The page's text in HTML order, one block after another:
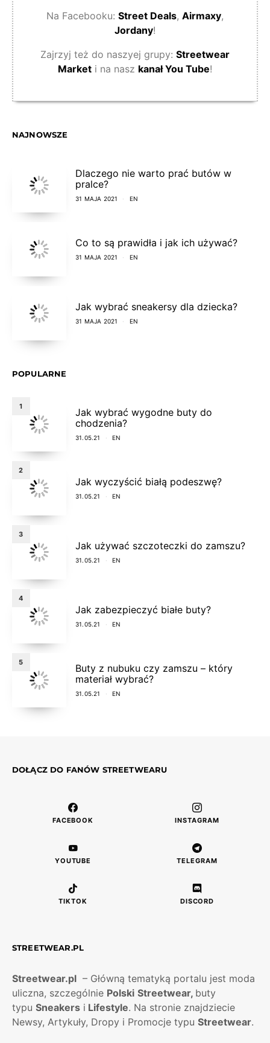
Na Facebooku: Street Deals, Airmaxy,
Jordany!
Zajrzyj też do naszyej grupy: Streetwear
Market i na nasz kanał You Tube!
NAJNOWSZE
Dlaczego nie warto prać butów w
pralce?
31 MAJA 2021 EN
Co to są prawidła i jak ich używać?
31 MAJA 2021 EN
Jak wybrać sneakersy dla dziecka?
31 MAJA 2021 EN
POPULARNE
1
Jak wybrać wygodne buty do
chodzenia?
31.05.21 EN
2
Jak wyczyścić białą podeszwę?
31.05.21 EN
3
Jak używać szczoteczki do zamszu?
31.05.21 EN
4
Jak zabezpieczyć białe buty?
31.05.21 EN
5
Buty z nubuku czy zamszu – który
materiał wybrać?
31.05.21 EN
DOŁĄCZ DO FANÓW STREETWEARU
FACEBOOK INSTAGRAM
YOUTUBE TELEGRAM
TIKTOK DISCORD
STREETWEAR.PL
Streetwear.pl – Główną tematyką portalu jest moda
uliczna, szczególnie Polski Streetwear, buty
typu Sneakers i Lifestyle. Na stronie znajdziecie
Newsy, Artykuły, Dropy i Promocje typu Streetwear.